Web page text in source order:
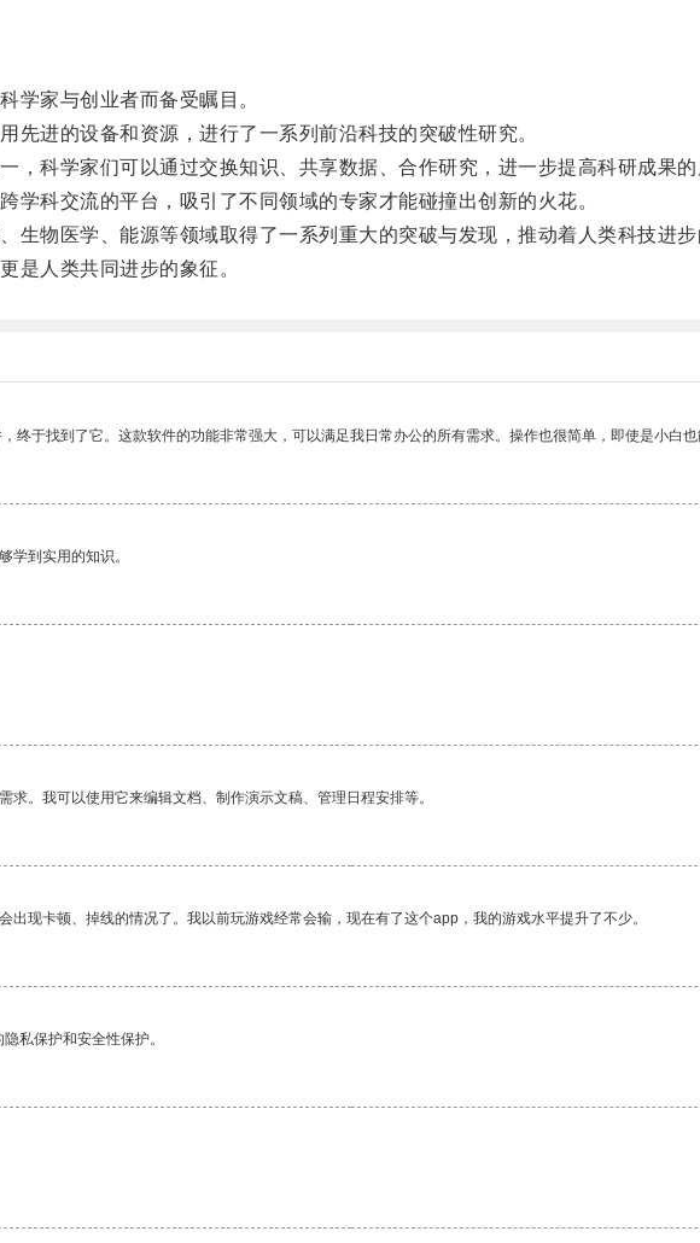
家与创业者而备受瞩目。
进的设备和资源，进行了一系列前沿科技的突破性研究。
科学家们可以通过交换知识、共享数据、合作研究，进一步提高科研成果的
科交流的平台，吸引了不同领域的专家才能碰撞出创新的火花。
物医学、能源等领域取得了一系列重大的突破与发现，推动着人类科技进步
人类共同进步的象征。
终于找到了它。这款软件的功能非常强大，可以满足我日常办公的所有需求。操作也很简单，即使是小白也
学到实用的知识。
。我可以使用它来编辑文档、制作演示文稿、管理日程安排等。
现卡顿、掉线的情况了。我以前玩游戏经常会输，现在有了这个app，我的游戏水平提升了不少。
私保护和安全性保护。